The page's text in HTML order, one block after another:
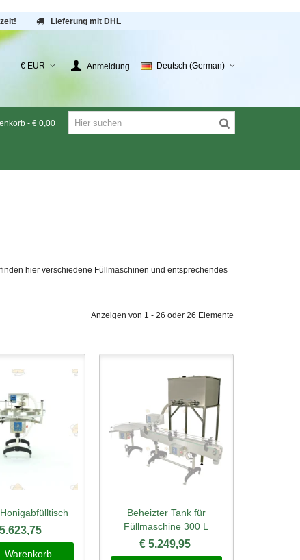
Lieferung mit DHL
€ EUR Anmeldung Deutsch (German)
- € 0,00
hier verschiedene Füllmaschinen und entsprechendes
Anzeigen von 1 - 26 oder 26 Elemente
Warenkorb
Schnellansicht
Beheizter Tank für
Füllmaschine 300 L
€ 5.249,95